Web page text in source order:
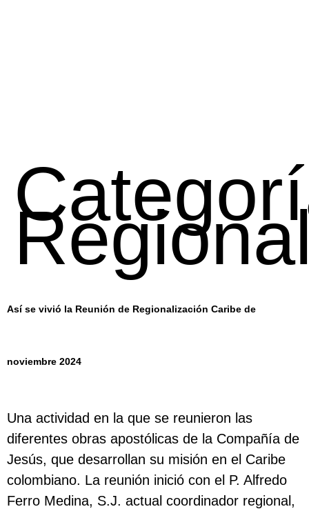
Así se vivió la Reunión de Regionalización Caribe de
noviembre 2024
Una actividad en la que se reunieron las
diferentes obras apostólicas de la Compañía de
Jesús, que desarrollan su misión en el Caribe
colombiano. La reunión inició con el P. Alfredo
Ferro Medina, S.J. actual coordinador regional,